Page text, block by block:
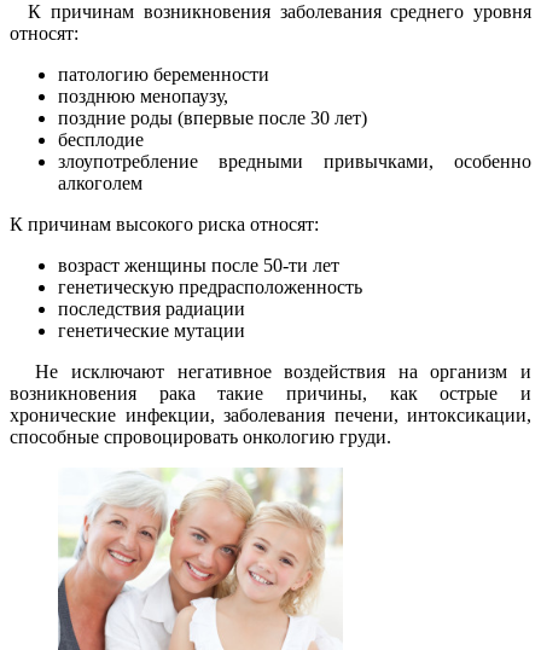
К причинам возникновения заболевания среднего уровня
относят:
патологию беременности
позднюю менопаузу,
поздние роды (впервые после 30 лет)
бесплодие
злоупотребление вредными привычками, особенно
алкоголем
К причинам высокого риска относят:
возраст женщины после 50-ти лет
генетическую предрасположенность
последствия радиации
генетические мутации
Не исключают негативное воздействия на организм и
возникновения рака такие причины, как острые и
хронические инфекции, заболевания печени, интоксикации,
способные спровоцировать онкологию груди.